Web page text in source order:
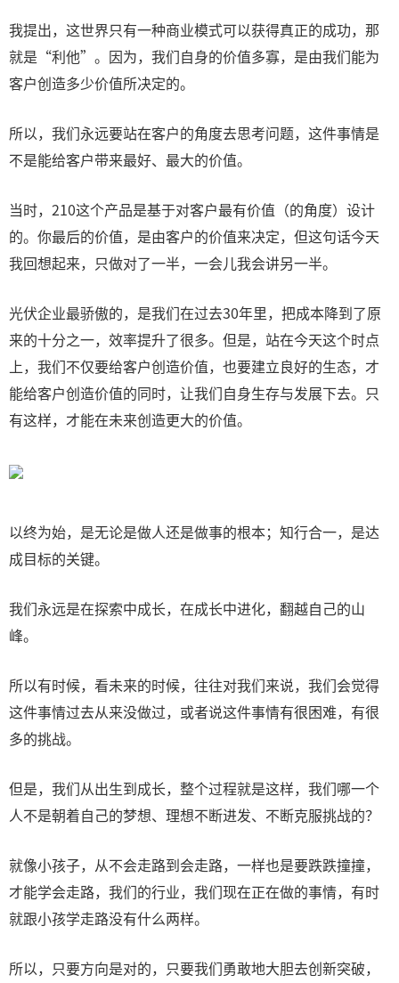
我提出，这世界只有一种商业模式可以获得真正的成功，那
就是“利他”。因为，我们自身的价值多寡，是由我们能为
客户创造多少价值所决定的。
所以，我们永远要站在客户的角度去思考问题，这件事情是
不是能给客户带来最好、最大的价值。
当时，210这个产品是基于对客户最有价值（的角度）设计
的。你最后的价值，是由客户的价值来决定，但这句话今天
我回想起来，只做对了一半，一会儿我会讲另一半。
光伏企业最骄傲的，是我们在过去30年里，把成本降到了原
来的十分之一，效率提升了很多。但是，站在今天这个时点
上，我们不仅要给客户创造价值，也要建立良好的生态，才
能给客户创造价值的同时，让我们自身生存与发展下去。只
有这样，才能在未来创造更大的价值。
以终为始，是无论是做人还是做事的根本；知行合一，是达
成目标的关键。
我们永远是在探索中成长，在成长中进化，翻越自己的山
峰。
所以有时候，看未来的时候，往往对我们来说，我们会觉得
这件事情过去从来没做过，或者说这件事情有很困难，有很
多的挑战。
但是，我们从出生到成长，整个过程就是这样，我们哪一个
人不是朝着自己的梦想、理想不断进发、不断克服挑战的？
就像小孩子，从不会走路到会走路，一样也是要跌跌撞撞，
才能学会走路，我们的行业，我们现在正在做的事情，有时
就跟小孩学走路没有什么两样。
所以，只要方向是对的，只要我们勇敢地大胆去创新突破，